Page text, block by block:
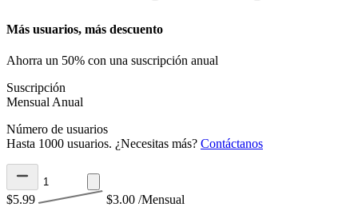
Más usuarios, más descuento
Ahorra un 50% con una suscripción anual
Suscripción
Mensual Anual
Número de usuarios
Hasta 1000 usuarios. ¿Necesitas más? Contáctanos
$5.99 $3.00 /Mensual